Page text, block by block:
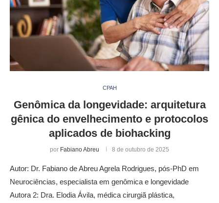
CPAH
Genômica da longevidade: arquitetura
gênica do envelhecimento e protocolos
aplicados de biohacking
por Fabiano Abreu 8 de outubro de 2025
Autor: Dr. Fabiano de Abreu Agrela Rodrigues, pós-PhD em
Neurociências, especialista em genômica e longevidade
Autora 2: Dra. Elodia Ávila, médica cirurgiã plástica,